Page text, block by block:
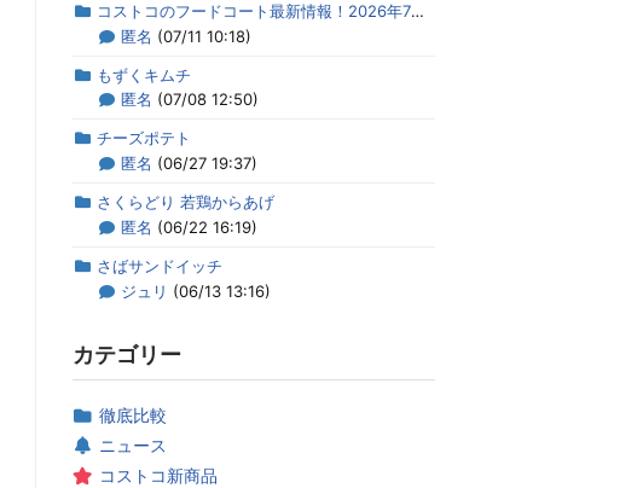
コストコのフードコート最新情報！2026年7月のメニューまとめ
匿名 (07/11 10:18)
もずくキムチ
匿名 (07/08 12:50)
チーズポテト
匿名 (06/27 19:37)
さくらどり 若鶏からあげ
匿名 (06/22 16:19)
さばサンドイッチ
ジュリ (06/13 13:16)
カテゴリー
徹底比較
ニュース
コストコ新商品